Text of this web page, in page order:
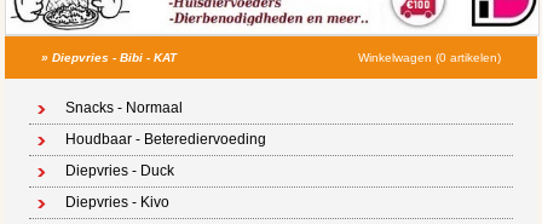
»Diepvries - Bibi - KAT Winkelwagen (0 artikelen)
Snacks - Normaal
Houdbaar - Beterediervoeding
Diepvries - Duck
Diepvries - Kivo